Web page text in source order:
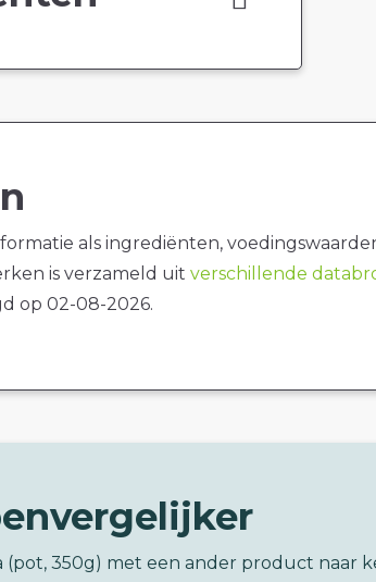
als ingrediënten,
is verzameld uit verschillende
op 02-08-2026.
(pot, 350g) met een ander product naar